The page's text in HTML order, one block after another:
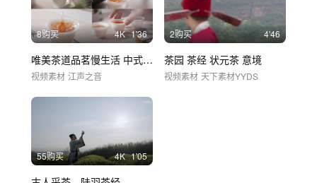
8购买 4K 1'36
唯美茶道品茗慢生活 中式茶文化
视频素材 江声之音
2购买 4'46
茶园 茶经 状元茶 意境
视频素材 天下素材YYDS
55购买 4K 1'05